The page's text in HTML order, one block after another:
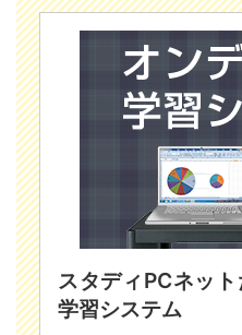
スタディPCネッ
学習システム